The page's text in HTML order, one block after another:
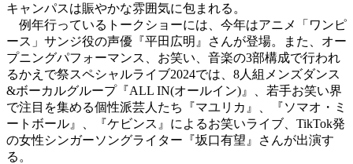
キャンパスは賑やかな雰囲気に包まれる。
例年行っているトークショーには、今年はアニメ「ワンピ
ース」サンジ役の声優『平田広明』さんが登場。また、オー
プニングパフォーマンス、お笑い、音楽の3部構成で行われ
るかえで祭スペシャルライブ2024では、8人組メンズダンス
&ボーカルグループ『ALL IN(オールイン) 』
、若手お笑い界
で注目を集める個性派芸人たち『マユリカ』、『ソマオ・ミ
ートボール』、『ケビンス』によるお笑いライブ、TikTok発
の女性シンガーソングライター『坂口有望』さんが出演す
る。